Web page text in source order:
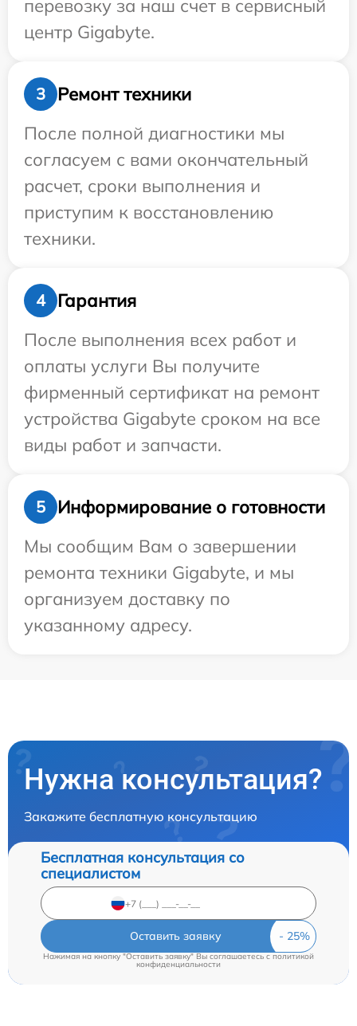
перевозку за наш счет в сервисный
центр Gigabyte.
3
Ремонт техники
После полной диагностики мы
согласуем с вами окончательный
расчет, сроки выполнения и
приступим к восстановлению
техники.
4
Гарантия
После выполнения всех работ и
оплаты услуги Вы получите
фирменный сертификат на ремонт
устройства Gigabyte сроком на все
виды работ и запчасти.
5
Информирование о готовности
Мы сообщим Вам о завершении
ремонта техники Gigabyte, и мы
организуем доставку по
указанному адресу.
Нужна консультация?
Закажите бесплатную консультацию
Бесплатная консультация со
специалистом
Оставить заявку
Нажимая на кнопку "Оставить заявку" Вы соглашаетесь c политикой
конфиденциальности